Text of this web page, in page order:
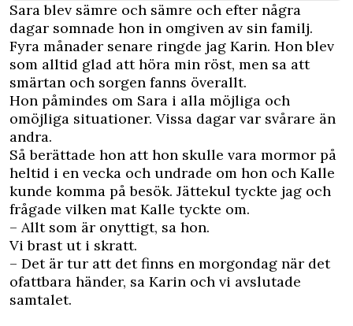
Sara blev sämre och sämre och efter några
dagar somnade hon in omgiven av sin familj.
Fyra månader senare ringde jag Karin. Hon blev
som alltid glad att höra min röst, men sa att
smärtan och sorgen fanns överallt.
Hon påmindes om Sara i alla möjliga och
omöjliga situationer. Vissa dagar var svårare än
andra.
Så berättade hon att hon skulle vara mormor på
heltid i en vecka och undrade om hon och Kalle
kunde komma på besök. Jättekul tyckte jag och
frågade vilken mat Kalle tyckte om.
– Allt som är onyttigt, sa hon.
Vi brast ut i skratt.
– Det är tur att det finns en morgondag när det
ofattbara händer, sa Karin och vi avslutade
samtalet.